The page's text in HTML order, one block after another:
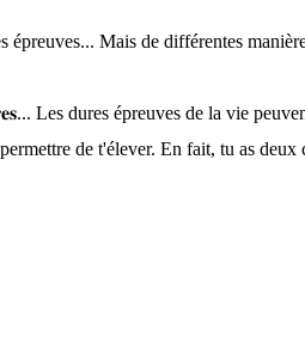
Les dures épreuves de la vie
de t'élever. En fait, tu as deux